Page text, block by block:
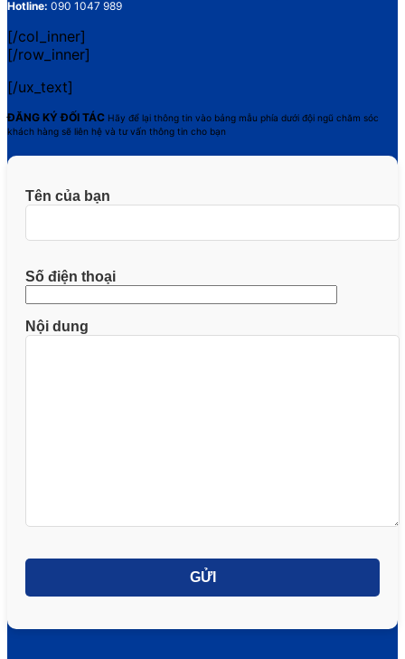
Hotline: 090 1047 989
[/col_inner]
[/row_inner]
[/ux_text]
ĐĂNG KÝ ĐỐI TÁC Hãy để lại thông tin vào bảng mẫu phía dưới đội ngũ chăm sóc
khách hàng sẽ liên hệ và tư vấn thông tin cho bạn
Tên của bạn
Số điện thoại
Nội dung